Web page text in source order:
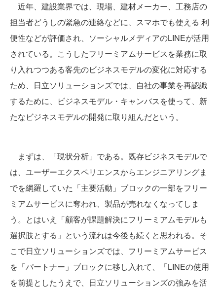
近年、建設業界では、現場、建材メーカー、工務店の
担当者どうしの緊急の連絡などに、スマホでも使える 利
便性などが評価され、ソーシャルメディアのLINEが活用
されている。こうしたフリーミアムサービスを業務に取
り入れつつある客先のビジネスモデルの変化に対応する
ため、日立ソリューションズでは、自社の事業を再認識
するために、ビジネスモデル・キャンバスを使って、新
たなビジネスモデルの開発に取り組んだという。
まずは、「現状分析」である。既存ビジネスモデルで
は、ユーザーエクスペリエンスからエンジニアリングま
でを網羅していた「主要活動」ブロックの一部をフリー
ミアムサービスに奪われ、製品が売れなくなってしま
う。とはいえ「顧客が課題解決にフリーミアムモデルも
選択肢とする」という流れは今後も続くと思われる。そ
こで日立ソリューションズでは、フリーミアムサービス
を「パートナー」ブロックに移し入れて、「LINEの使用
を前提としたうえで、日立ソリューションズの強みを活